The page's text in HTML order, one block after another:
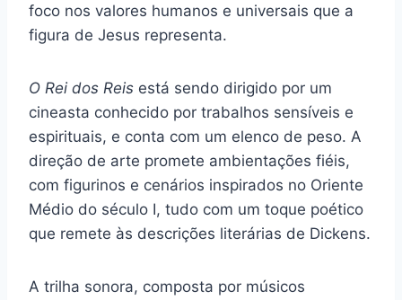
foco nos valores humanos e universais que a
figura de Jesus representa.
O Rei dos Reis está sendo dirigido por um
cineasta conhecido por trabalhos sensíveis e
espirituais, e conta com um elenco de peso. A
direção de arte promete ambientações fiéis,
com figurinos e cenários inspirados no Oriente
Médio do século I, tudo com um toque poético
que remete às descrições literárias de Dickens.
A trilha sonora, composta por músicos